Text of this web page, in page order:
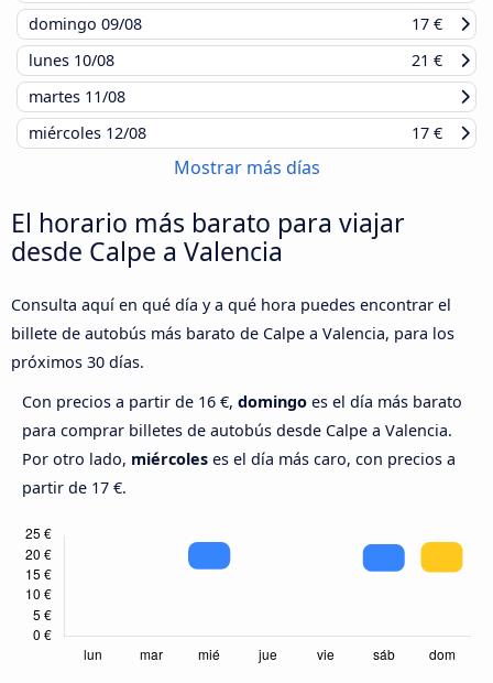
domingo 09/08
17 €
lunes 10/08
21 €
martes 11/08
miércoles 12/08 17 €
Mostrar más días
El horario más barato para viajar
desde Calpe a Valencia
Consulta aquí en qué día y a qué hora puedes encontrar el
billete de autobús más barato de Calpe a Valencia, para los
próximos 30 días.
Con precios a partir de 16 €, domingo es el día más barato
para comprar billetes de autobús desde Calpe a Valencia.
Por otro lado, miércoles es el día más caro, con precios a
partir de 17 €.